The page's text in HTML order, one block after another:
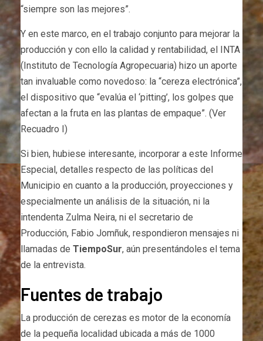
“siempre son las mejores”.
Y en este marco, en el trabajo conjunto para mejorar la
producción y con ello la calidad y rentabilidad, el INTA
(Instituto de Tecnología Agropecuaria) hizo un aporte
tan invaluable como novedoso: la “cereza electrónica”,
el dispositivo que “evalúa el ‘pitting’, los golpes que
afectan a la fruta en las plantas de empaque”. (Ver
Recuadro I)
Si bien, hubiese interesante, incorporar a este Informe
Especial, detalles respecto de las políticas del
Municipio en cuanto a la producción, proyecciones y
especialmente un análisis de la situación, ni la
intendenta Zulma Neira, ni el secretario de
Producción, Fabio Jomñuk, respondieron mensajes ni
llamadas de TiempoSur, aún presentándoles el tema
de la entrevista.
Fuentes de trabajo
La producción de cerezas es motor de la economía
de la pequeña localidad ubicada a más de 1000